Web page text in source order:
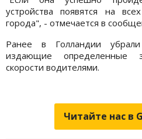
устройства появятся на
города", - отмечается в
Ранее в Голландии
издающие определенные
скорости водителями.
Читайте нас в